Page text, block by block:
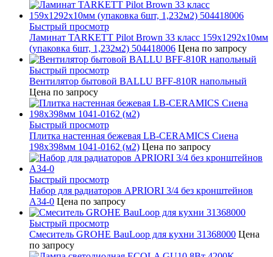
Быстрый просмотр
Ламинат TARKETT Pilot Brown 33 класс 159х1292х10мм
(упаковка 6шт, 1,232м2) 504418006 Цена по запросу
Быстрый просмотр
Вентилятор бытовой BALLU BFF-810R напольный
Цена по запросу
Быстрый просмотр
Плитка настенная бежевая LB-CERAMICS Сиена
198x398мм 1041-0162 (м2) Цена по запросу
Быстрый просмотр
Набор для радиаторов APRIORI 3/4 без кронштейнов
A34-0 Цена по запросу
Быстрый просмотр
Смеситель GROHE BauLoop для кухни 31368000 Цена
по запросу